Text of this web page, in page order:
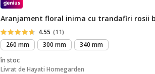
Aranjament floral inima cu trandafiri rosii
4.55 (11)
260 mm
300 mm
340 mm
în stoc
Livrat deHayati Homegarden